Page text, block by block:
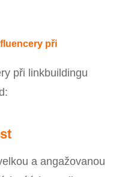
při
při linkbuildingu
a angažovanou